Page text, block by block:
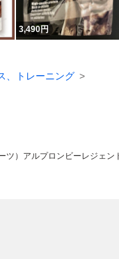
3,490円
、トレーニング
ツ） アルプロン ビーレジェン